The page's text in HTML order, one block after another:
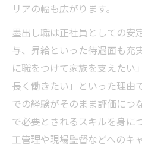
リアの幅も広がります。
墨出し職は正社員としての安
与、昇給といった待遇面も充
に職をつけて家族を支えたい
長く働きたい」といった理由
での経験がそのまま評価につ
で必要とされるスキルを身に
工管理や現場監督などへのキ